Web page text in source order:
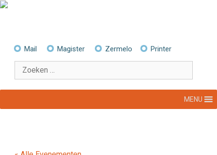
Ga
Mail Magister Zermelo Printer
Zoek
naar:
MENU